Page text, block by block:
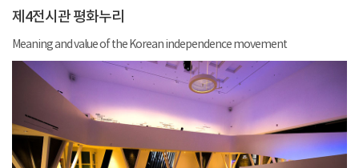
제4전시관 평화누리
Meaning and value of the Korean independence movement